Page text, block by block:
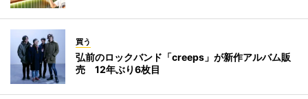
買う
弘前のロックバンド「creeps」が新作アルバム販
売 12年ぶり6枚目